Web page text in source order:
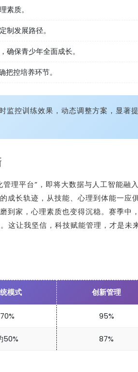
素质。
制发展路径。
确保青少年全面成长。
把控培养环节。
监控训练效果，动态调整方案，显著提
理平台”，即将大数据与人工智能融
长轨迹，从技能、心理到体能一应俱
到家，心理素质也变得沉稳。赛季中
这让我坚信，科技赋能管理，才是未
模式 创新管理
70% 95%
50% 87%